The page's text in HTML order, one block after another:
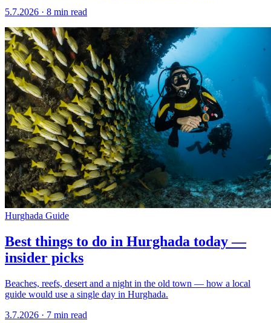
5.7.2026 · 8 min read
Hurghada Guide
Best things to do in Hurghada today —
insider picks
Beaches, reefs, desert and a night in the old town — how a local
guide would use a single day in Hurghada.
3.7.2026 · 7 min read